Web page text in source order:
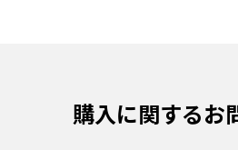
購入に関するお